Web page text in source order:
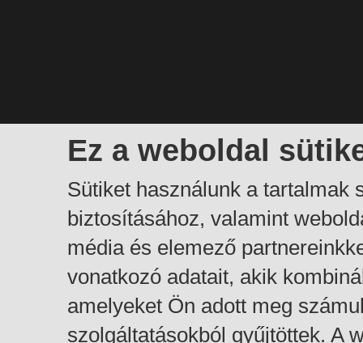
Ez a weboldal
Sütiket használunk a tartalmak
biztosításához, valamint
média és elemező
vonatkozó adatait, akik
amelyeket Ön adott meg
szolgáltatásokból gyűjtöttek. A